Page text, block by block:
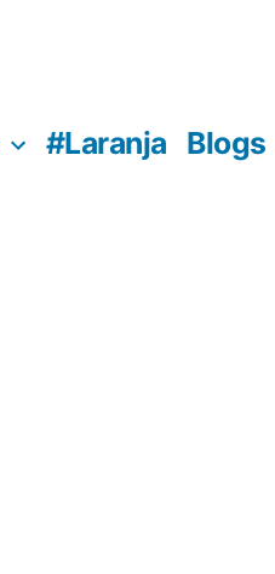
#Laranja Blogs